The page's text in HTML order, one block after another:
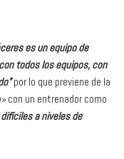
es un equipo de
todos los equipos, con
por lo que previene de la
con un entrenador como
a niveles de